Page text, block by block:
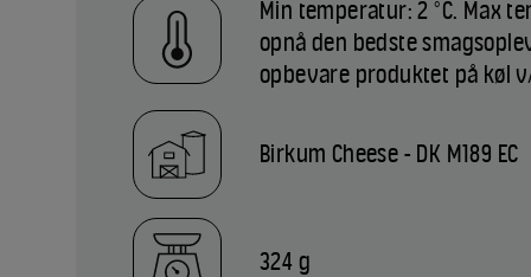
Min temperatur: 2 °C. Max
opnå den bedste
opbevare produktet på køl
Birkum Cheese - DK M189 EC
324 g